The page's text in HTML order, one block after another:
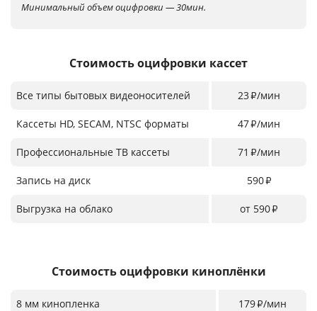
Минимальный объем оцифровки — 30мин.
Стоимость оцифровки кассет
Все типы бытовых видеоносителей 23₽/мин
Кассеты HD, SECAM, NTSC форматы 47₽/мин
Профессиональные ТВ кассеты 71 ₽/мин
Запись на диск 590₽
Выгрузка на облако от 590₽
Стоимость оцифровки киноплёнки
8 мм кинопленка 179₽/мин